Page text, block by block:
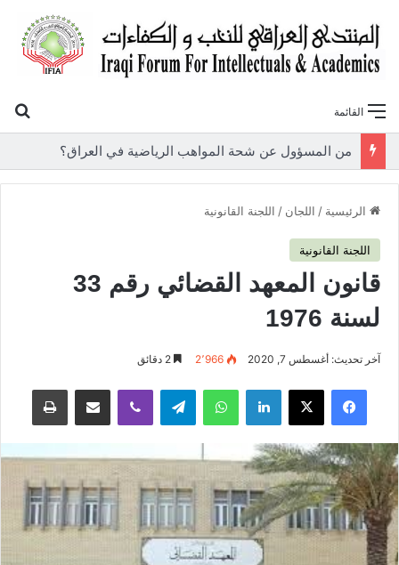
القائمة
الرئيسية / اللجان / اللجنة القانونية
اللجنة القانونية
قانون المعهد القضائي رقم 33
لسنة 1976
آخر تحديث: أغسطس 7, 2020 2٬966
فيسبوك لينكدإن واتساب